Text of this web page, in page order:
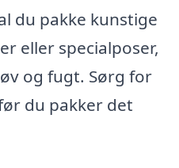
du pakke kunstige
eller specialposer,
og fugt. Sørg for
du pakker det